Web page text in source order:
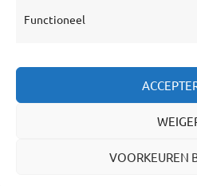
Functioneel
VOORKEUREN